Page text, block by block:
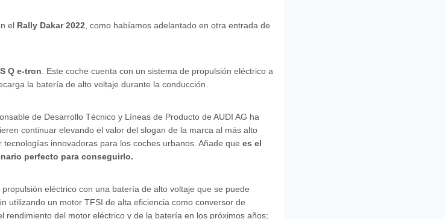
el Rally Dakar 2022 , como habíamos adelantado en otra entrada de
Q e-tron . Este coche cuenta con un sistema de propulsión eléctrico a
la batería de alto voltaje durante la conducción.
de Desarrollo Técnico y Líneas de Producto de AUDI AG ha
continuar elevando el valor del slogan de la marca al más alto
innovadoras para los coches urbanos. Añade que es el
perfecto para conseguirlo.
eléctrico con una batería de alto voltaje que se puede
utilizando un motor TFSI de alta eficiencia como conversor de
del motor eléctrico y de la batería en los próximos años;